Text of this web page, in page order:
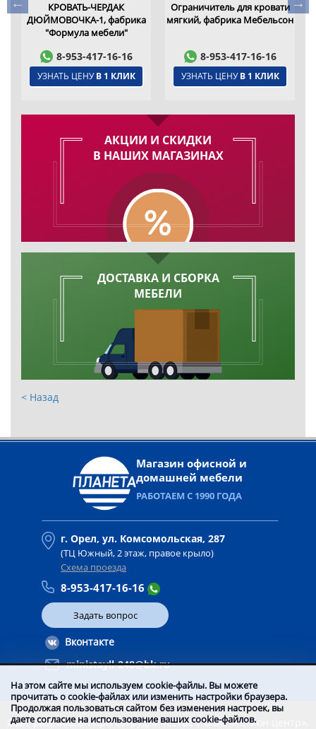
КРОВАТЬ-ЧЕРДАК
ДЮЙМОВОЧКА-1, фабрика
"Формула мебели"
8-953-417-16-16
УЗНАТЬ ЦЕНУВ 1 КЛИК
Ограничитель для кровати
мягкий, фабрика Мебельсон
8-953-417-16-16
УЗНАТЬ ЦЕНУВ 1 КЛИК
АКЦИИ И СКИДКИ
В НАШИХ МАГАЗИНАХ
ДОСТАВКА И СБОРКА
МЕБЕЛИ
< Назад
Магазин офисной и
домашней мебели
РАБОТАЕМ С 1990 ГОДА
г. Орел, ул. Комсомольская, 287
(ТЦ Южный, 2 этаж, правое крыло)
Схема проезда
8-953-417-16-16
Задать вопрос
Вконтакте
ministayll-248@bk.ru
© 2016 -2026
Сайт разработан при сотрудничестве с ООО «Регион центр».
На этом сайте мы используем cookie-файлы. Вы можете
прочитать о cookie-файлах или изменить настройки браузера.
Продолжая пользоваться сайтом без изменения настроек, вы
даете согласие на использование ваших cookie-файлов.